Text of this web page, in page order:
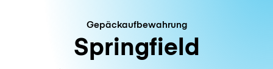
Gepäckaufbewahrung
Springfield